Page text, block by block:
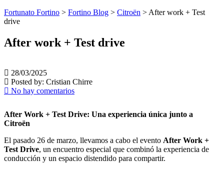
Fortunato Fortino > Fortino Blog > Citroën > After work + Test
drive
After work + Test drive
28/03/2025
Posted by: Cristian Chirre
No hay comentarios
After Work + Test Drive: Una experiencia única junto a
Citroën
El pasado 26 de marzo, llevamos a cabo el evento After Work +
Test Drive, un encuentro especial que combinó la experiencia de
conducción y un espacio distendido para compartir.